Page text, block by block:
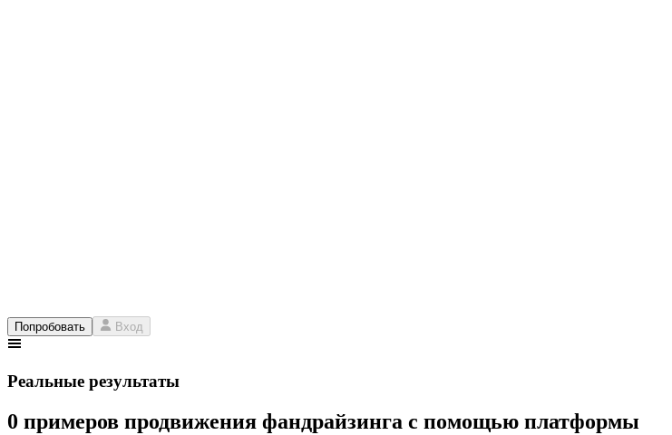
Попробовать Вход
Реальные результаты
0 примеров продвижения фандрайзинга с помощью платформы